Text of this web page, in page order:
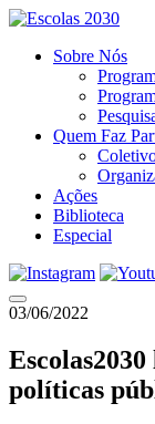
Sobre Nós
Quem Faz
Ações
Biblioteca
Especial
03/06/2022
políticas